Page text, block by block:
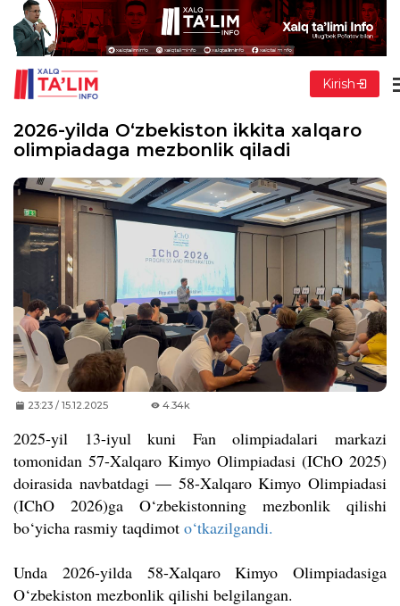
Kirish
2026-yilda O‘zbekiston ikkita xalqaro
olimpiadaga mezbonlik qiladi
23:23 / 15.12.2025 4.34k
2025-yil 13-iyul kuni Fan olimpiadalari markazi
tomonidan 57-Xalqaro Kimyo Olimpiadasi (IChO 2025)
doirasida navbatdagi — 58-Xalqaro Kimyo Olimpiadasi
(IChO 2026)ga O‘zbekistonning mezbonlik qilishi
bo‘yicha rasmiy taqdimot o‘tkazilgandi.
Unda 2026-yilda 58-Xalqaro Kimyo Olimpiadasiga
O‘zbekiston mezbonlik qilishi belgilangan.